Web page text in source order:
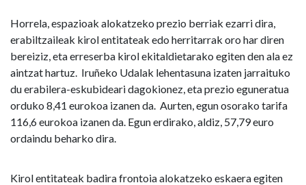
Horrela, espazioak alokatzeko prezio berriak ezarri dira,
erabiltzaileak kirol entitateak edo herritarrak oro har diren
bereiziz, eta erreserba kirol ekitaldietarako egiten den ala ez
aintzat hartuz. Iruñeko Udalak lehentasuna izaten jarraituko
du erabilera-eskubideari dagokionez, eta prezio eguneratua
orduko 8,41 eurokoa izanen da. Aurten, egun osorako tarifa
116,6 eurokoa izanen da. Egun erdirako, aldiz, 57,79 euro
ordaindu beharko dira.
Kirol entitateak badira frontoia alokatzeko eskaera egiten